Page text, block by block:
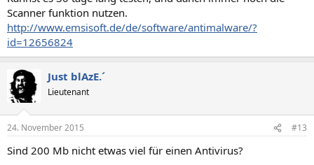
Scanner funktion nutzen.
http://www.emsisoft.de/de/software/antimalware/?
id=12656824
Just blAzE.´
Lieutenant
24. November 2015 #13
Sind 200 Mb nicht etwas viel für einen Antivirus?